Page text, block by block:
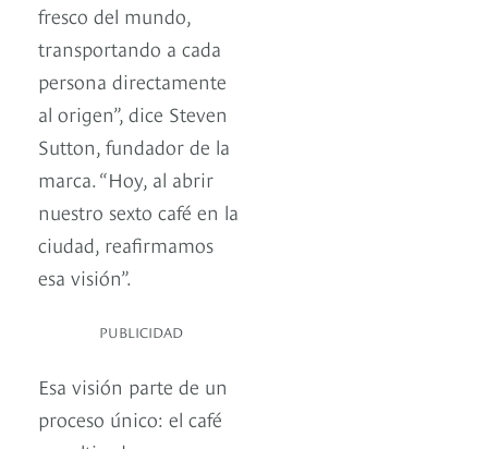
fresco del mundo,
transportando a cada
persona directamente
al origen”, dice Steven
Sutton, fundador de la
marca. “Hoy, al abrir
nuestro sexto café en la
ciudad, reafirmamos
esa visión”.
PUBLICIDAD
Esa visión parte de un
proceso único: el café